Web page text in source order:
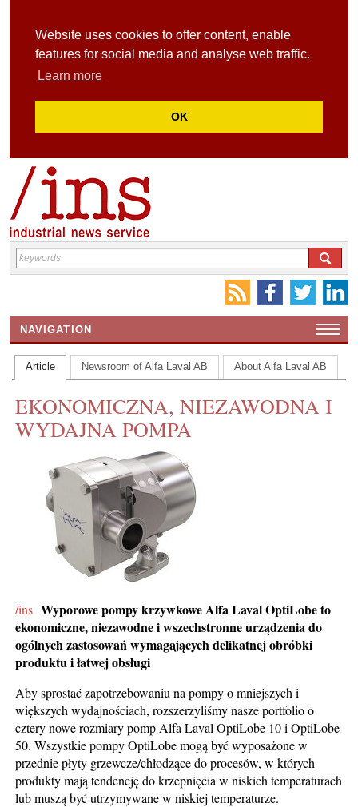
Website uses cookies to offer content, enable
features for social media and analyse web traffic.
Learn more
OK
NAVIGATION
HOME
CONTACT US
INS MAIN WEBSITE
ABOUT US
Article Newsroom of Alfa Laval AB About Alfa Laval AB
EKONOMICZNA, NIEZAWODNA I
WYDAJNA POMPA
/ins Wyporowe pompy krzywkowe Alfa Laval OptiLobe to
ekonomiczne, niezawodne i wszechstronne urządzenia do
ogólnych zastosowań wymagających delikatnej obróbki
produktu i łatwej obsługi
Aby sprostać zapotrzebowaniu na pompy o mniejszych i
większych wydajnościach, rozszerzyliśmy nasze portfolio o
cztery nowe rozmiary pomp Alfa Laval OptiLobe 10 i OptiLobe
50. Wszystkie pompy OptiLobe mogą być wyposażone w
przednie płyty grzewcze/chłodzące do procesów, w których
produkty mają tendencję do krzepnięcia w niskich temperaturach
lub muszą być utrzymywane w niskiej temperaturze.